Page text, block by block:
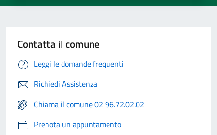
Contatta il comune
Leggi le domande frequenti
Richiedi Assistenza
Chiama il comune 02 96.72.02.02
Prenota un appuntamento